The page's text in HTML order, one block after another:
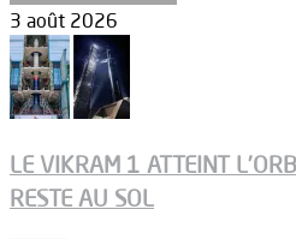
3 août 2026
LE VIKRAM 1 ATTEINT
RESTE AU SOL